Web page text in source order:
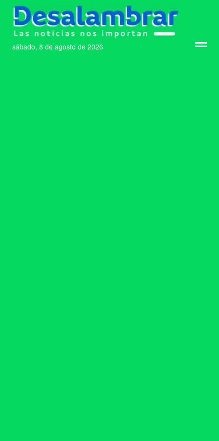
sábado, 8 de agosto de 2026